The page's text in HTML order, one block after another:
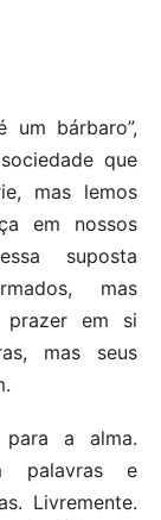
bárbaro”,
que
mas lemos
em nossos
suposta
mas
prazer em si
mas seus
a alma.
palavras e
Livremente.